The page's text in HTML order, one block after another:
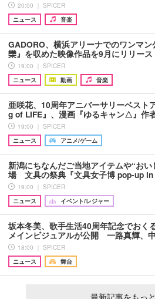
20:00 ｜ SPICER
ニュース
音楽
GADORO、横浜アリーナでのワンマン
欒』を収めた映像作品を9月にリリー
19:00 ｜ SPICER
ニュース
動画 音楽
亜咲花、10周年アニバーサリーベスト
g of LIFE』、漫画『ゆるキャン△』作
19:00 ｜ SPICER
ニュース
アニメ/ゲーム
新潟にちなんだご当地アイテムや“おい
場 文具の祭典『文具女子博 pop-up
19:00 ｜ SPICER
ニュース
イベント/レジャー
坂本冬美、歌手生活40周年記念でおく
メインビジュアルが公開 一路真輝、
18:00 ｜ SPICER
ニュース
舞台